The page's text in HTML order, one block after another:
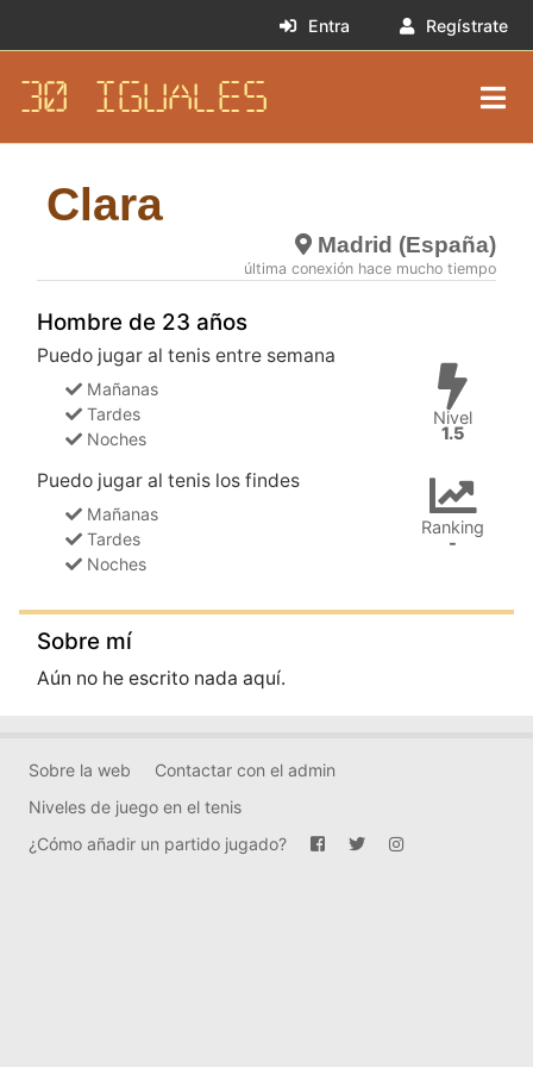
Entra Regístrate
30 IGUALES
Clara
Madrid (España)
última conexión hace mucho tiempo
Hombre de 23 años
Puedo jugar al tenis entre semana
Mañanas
Tardes
Noches
Puedo jugar al tenis los findes
Mañanas
Tardes
Noches
Nivel
1.5
Ranking
-
Sobre mí
Aún no he escrito nada aquí.
Sobre la web
Contactar con el admin
Niveles de juego en el tenis
¿Cómo añadir un partido jugado?